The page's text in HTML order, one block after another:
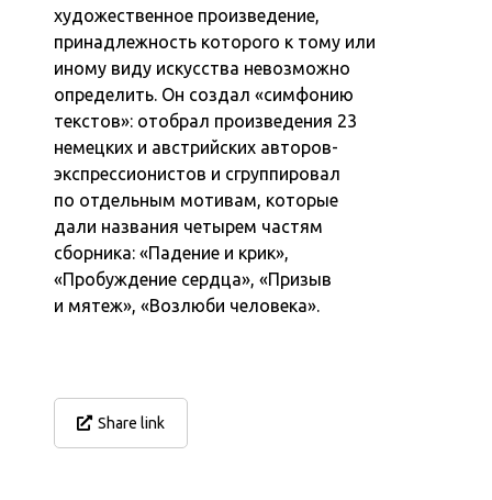
художественное произведение,
принадлежность которого к тому или
иному виду искусства невозможно
определить. Он создал «симфонию
текстов»: отобрал произведения 23
немецких и австрийских авторов-
экспрессионистов и сгруппировал
по отдельным мотивам, которые
дали названия четырем частям
сборника: «Падение и крик»,
«Пробуждение сердца», «Призыв
и мятеж», «Возлюби человека».
Share link